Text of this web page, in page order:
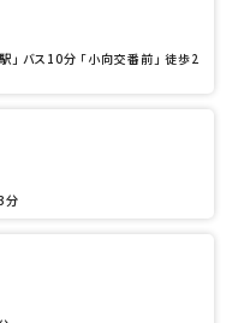
」 バス10分 「小向交番前」 徒歩2
分